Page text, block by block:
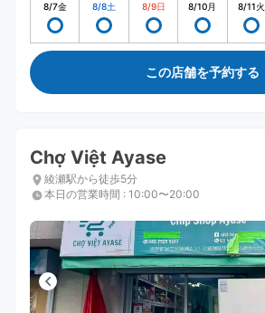
8/7金 8/8土 8/9日 8/10月 8/11火
この店舗を予約する
Chợ Việt Ayase
綾瀬駅から徒歩5分
本日の営業時間 : 10:00〜20:00